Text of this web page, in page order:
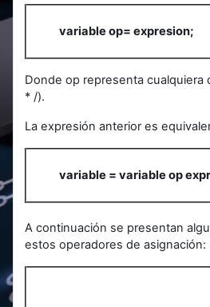
variable op= expresion;
Donde op representa cualquiera
* /).
La expresión anterior es
variable = variable op
A continuación se presentan
estos operadores de asignación: